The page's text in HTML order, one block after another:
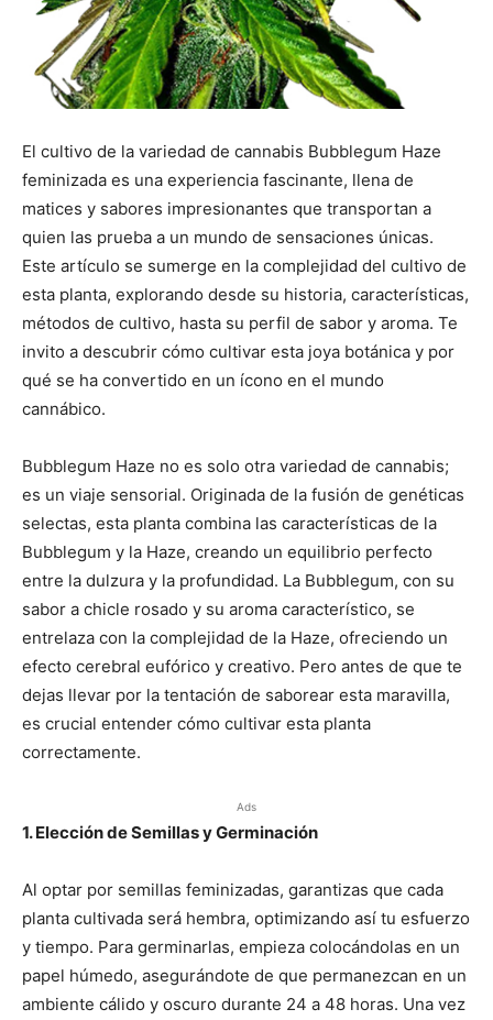
El cultivo de la variedad de cannabis Bubblegum Haze
feminizada es una experiencia fascinante, llena de
matices y sabores impresionantes que transportan a
quien las prueba a un mundo de sensaciones únicas.
Este artículo se sumerge en la complejidad del cultivo de
esta planta, explorando desde su historia, características,
métodos de cultivo, hasta su perfil de sabor y aroma. Te
invito a descubrir cómo cultivar esta joya botánica y por
qué se ha convertido en un ícono en el mundo
cannábico.
Bubblegum Haze no es solo otra variedad de cannabis;
es un viaje sensorial. Originada de la fusión de genéticas
selectas, esta planta combina las características de la
Bubblegum y la Haze, creando un equilibrio perfecto
entre la dulzura y la profundidad. La Bubblegum, con su
sabor a chicle rosado y su aroma característico, se
entrelaza con la complejidad de la Haze, ofreciendo un
efecto cerebral eufórico y creativo. Pero antes de que te
dejas llevar por la tentación de saborear esta maravilla,
es crucial entender cómo cultivar esta planta
correctamente.
Ads
1. Elección de Semillas y Germinación
Al optar por semillas feminizadas, garantizas que cada
planta cultivada será hembra, optimizando así tu esfuerzo
y tiempo. Para germinarlas, empieza colocándolas en un
papel húmedo, asegurándote de que permanezcan en un
ambiente cálido y oscuro durante 24 a 48 horas. Una vez